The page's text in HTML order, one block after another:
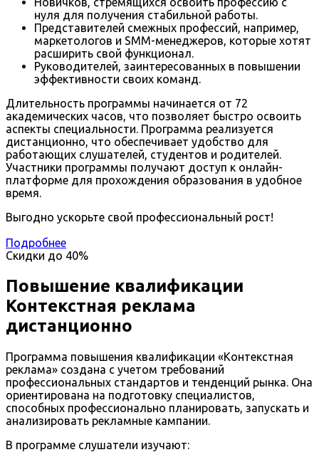
нуля для получения стабильной работы.
Представителей смежных профессий, например,
маркетологов и SMM-менеджеров, которые хотят
расширить свой функционал.
Руководителей, заинтересованных в повышении
эффективности своих команд.
Длительность программы начинается от 72
академических часов, что позволяет быстро освоить
аспекты специальности. Программа реализуется
дистанционно, что обеспечивает удобство для
работающих слушателей, студентов и родителей.
Участники программы получают доступ к онлайн-
платформе для прохождения образования в удобное
время.
Выгодно ускорьте свой профессиональный рост!
Подробнее
Скидки до 40%
Повышение квалификации
Контекстная реклама
дистанционно
Программа повышения квалификации «Контекстная
реклама» создана с учетом требований
профессиональных стандартов и тенденций рынка. Она
ориентирована на подготовку специалистов,
способных профессионально планировать, запускать и
анализировать рекламные кампании.
В программе слушатели изучают: